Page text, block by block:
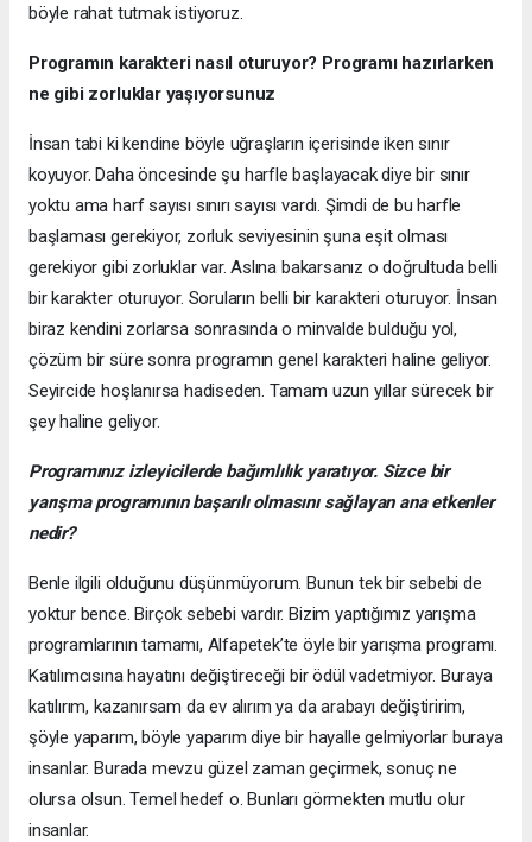
böyle rahat tutmak istiyoruz.
Programın karakteri nasıl oturuyor? Programı hazırlarken
ne gibi zorluklar yaşıyorsunuz
İnsan tabi ki kendine böyle uğraşların içerisinde iken sınır
koyuyor. Daha öncesinde şu harfle başlayacak diye bir sınır
yoktu ama harf sayısı sınırı sayısı vardı. Şimdi de bu harfle
başlaması gerekiyor, zorluk seviyesinin şuna eşit olması
gerekiyor gibi zorluklar var. Aslına bakarsanız o doğrultuda belli
bir karakter oturuyor. Soruların belli bir karakteri oturuyor. İnsan
biraz kendini zorlarsa sonrasında o minvalde bulduğu yol,
çözüm bir süre sonra programın genel karakteri haline geliyor.
Seyircide hoşlanırsa hadiseden. Tamam uzun yıllar sürecek bir
şey haline geliyor.
Programınız izleyicilerde bağımlılık yaratıyor. Sizce bir
yarışma programının başarılı olmasını sağlayan ana etkenler
nedir?
Benle ilgili olduğunu düşünmüyorum. Bunun tek bir sebebi de
yoktur bence. Birçok sebebi vardır. Bizim yaptığımız yarışma
programlarının tamamı, Alfapetek’te öyle bir yarışma programı.
Katılımcısına hayatını değiştireceği bir ödül vadetmiyor. Buraya
katılırım, kazanırsam da ev alırım ya da arabayı değiştiririm,
şöyle yaparım, böyle yaparım diye bir hayalle gelmiyorlar buraya
insanlar. Burada mevzu güzel zaman geçirmek, sonuç ne
olursa olsun. Temel hedef o. Bunları görmekten mutlu olur
insanlar.